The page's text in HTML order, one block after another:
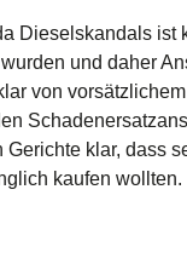
Dieselskandals ist
und daher
von
klar, dass
kaufen